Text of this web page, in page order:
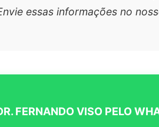
essas informações no
FERNANDO VISO PELO